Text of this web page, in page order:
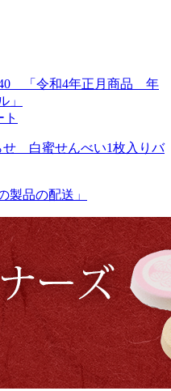
「令和4年正月商品 年
」
ト
白蜜せんべい1枚入りバ
品の配送」